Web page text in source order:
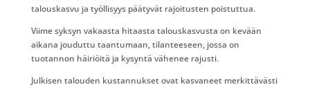
talouskasvu ja työllisyys päätyvät rajoitusten poistuttua.
Viime syksyn vakaasta hitaasta talouskasvusta on kevään
aikana jouduttu taantumaan, tilanteeseen, jossa on
tuotannon häiriöitä ja kysyntä vähenee rajusti.
Julkisen talouden kustannukset ovat kasvaneet merkittävästi